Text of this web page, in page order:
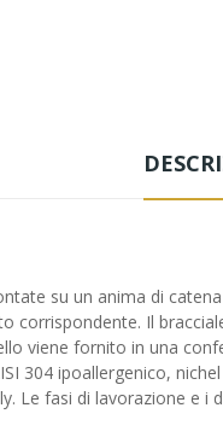
su un anima di
corrispondente. Il
viene fornito in una
304 ipoallergenico,
Le fasi di lavorazione e